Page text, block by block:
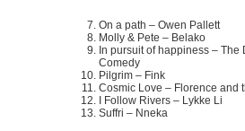
On a path – Owen Pallett
Molly & Pete – Belako
In pursuit of happiness – The
Comedy
Pilgrim – Fink
Cosmic Love – Florence and
I Follow Rivers – Lykke Li
Suffri – Nneka